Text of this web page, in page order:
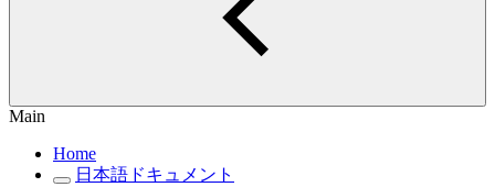
Main
Home
日本語ドキュメント